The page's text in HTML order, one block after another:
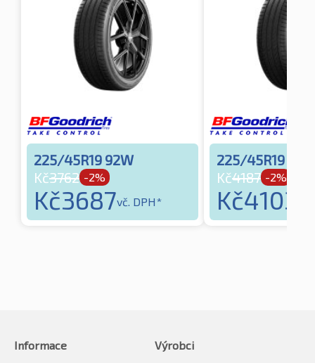
225/45R19 92W
Kč3762 -2%
Kč3687vč. DPH*
225/45R19
Kč4187 -2%
Kč4103
Informace
Výrobci